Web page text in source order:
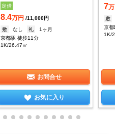
定借
8.4万円 /11,000円
敷
なし 礼
1ヶ月
京都駅 徒歩11分
1K/26.47㎡
お問合せ
お気に入り
7
敷
京
1K/